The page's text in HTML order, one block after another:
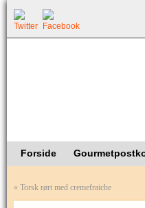
Forside
« Torsk rørt med cremefraiche